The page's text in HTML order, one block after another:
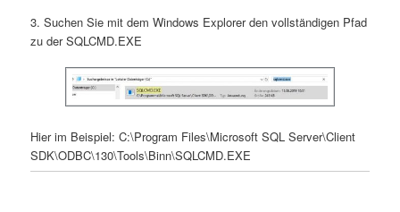
3. Suchen Sie mit dem Windows Explorer den vollständigen Pfad
zu der SQLCMD.EXE
Hier im Beispiel: C:\Program Files\Microsoft SQL Server\Client
SDK\ODBC\130\Tools\Binn\SQLCMD.EXE